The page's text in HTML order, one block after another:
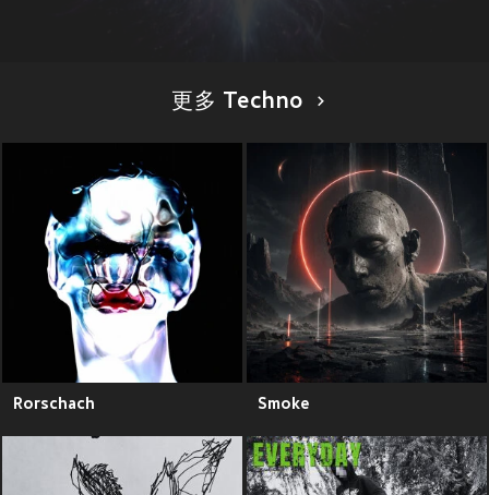
更多 Techno
Rorschach Smoke